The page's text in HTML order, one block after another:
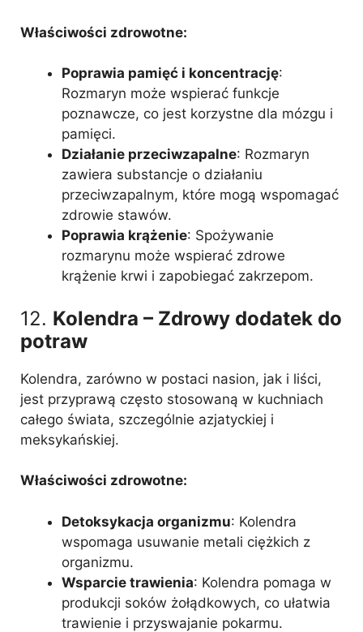
Właściwości zdrowotne:
Poprawia pamięć i koncentrację:
Rozmaryn może wspierać funkcje
poznawcze, co jest korzystne dla mózgu i
pamięci.
Działanie przeciwzapalne: Rozmaryn
zawiera substancje o działaniu
przeciwzapalnym, które mogą wspomagać
zdrowie stawów.
Poprawia krążenie: Spożywanie
rozmarynu może wspierać zdrowe
krążenie krwi i zapobiegać zakrzepom.
12. Kolendra – Zdrowy dodatek do
potraw
Kolendra, zarówno w postaci nasion, jak i liści,
jest przyprawą często stosowaną w kuchniach
całego świata, szczególnie azjatyckiej i
meksykańskiej.
Właściwości zdrowotne:
Detoksykacja organizmu: Kolendra
wspomaga usuwanie metali ciężkich z
organizmu.
Wsparcie trawienia: Kolendra pomaga w
produkcji soków żołądkowych, co ułatwia
trawienie i przyswajanie pokarmu.